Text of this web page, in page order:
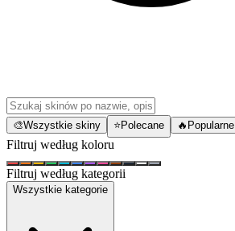
🎨Wszystkie skiny ⭐Polecane 🔥 Popularne
Filtruj według koloru
Filtruj według kategorii
Wszystkie kategorie